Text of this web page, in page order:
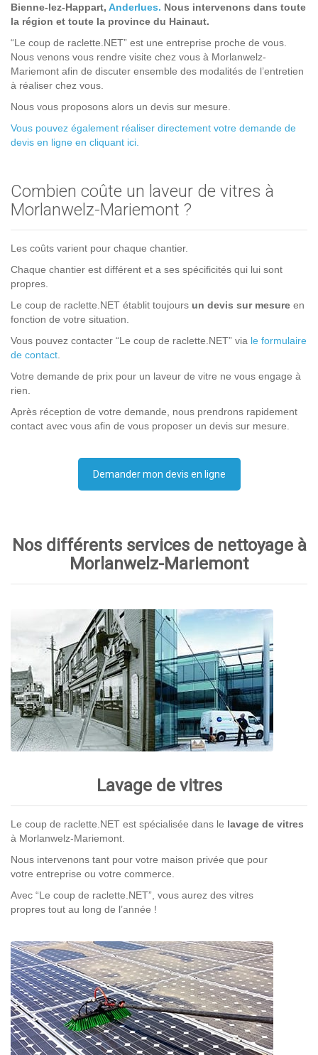
Bienne-lez-Happart, Anderlues. Nous intervenons dans toute
la région et toute la province du Hainaut.
“Le coup de raclette.NET” est une entreprise proche de vous.
Nous venons vous rendre visite chez vous à Morlanwelz-
Mariemont afin de discuter ensemble des modalités de l’entretien
à réaliser chez vous.
Nous vous proposons alors un devis sur mesure.
Vous pouvez également réaliser directement votre demande de
devis en ligne en cliquant ici.
Combien coûte un laveur de vitres à
Morlanwelz-Mariemont ?
Les coûts varient pour chaque chantier.
Chaque chantier est différent et a ses spécificités qui lui sont
propres.
Le coup de raclette.NET établit toujours un devis sur mesure en
fonction de votre situation.
Vous pouvez contacter “Le coup de raclette.NET” via le formulaire
de contact.
Votre demande de prix pour un laveur de vitre ne vous engage à
rien.
Après réception de votre demande, nous prendrons rapidement
contact avec vous afin de vous proposer un devis sur mesure.
Demander mon devis en ligne
Nos différents services de nettoyage à
Morlanwelz-Mariemont
Lavage de vitres
Le coup de raclette.NET est spécialisée dans le lavage de vitres
à Morlanwelz-Mariemont.
Nous intervenons tant pour votre maison privée que pour
votre entreprise ou votre commerce.
Avec “Le coup de raclette.NET”, vous aurez des vitres
propres tout au long de l’année !